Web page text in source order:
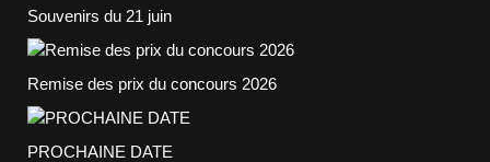
Souvenirs du 21 juin
Remise des prix du concours 2026
PROCHAINE DATE